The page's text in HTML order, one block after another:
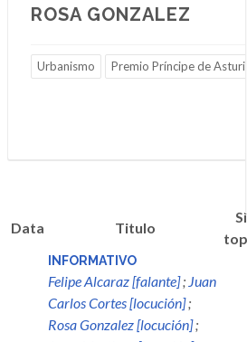
ROSA GONZALEZ
Urbanismo Premio Príncipe de
Data Titulo
INFORMATIVO
Felipe Alcaraz [falante]; Juan
Carlos Cortes [locución];
Rosa Gonzalez [locución];